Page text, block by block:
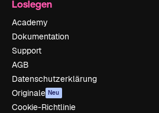
Loslegen
Academy
Dokumentation
Support
AGB
Datenschutzerklärung
Originale Neu
Cookie-Richtlinie